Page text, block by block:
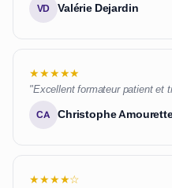
VD Valérie Dejardin
★★★★★
"Excellent formateur patient et
CA Christophe
★★★★☆